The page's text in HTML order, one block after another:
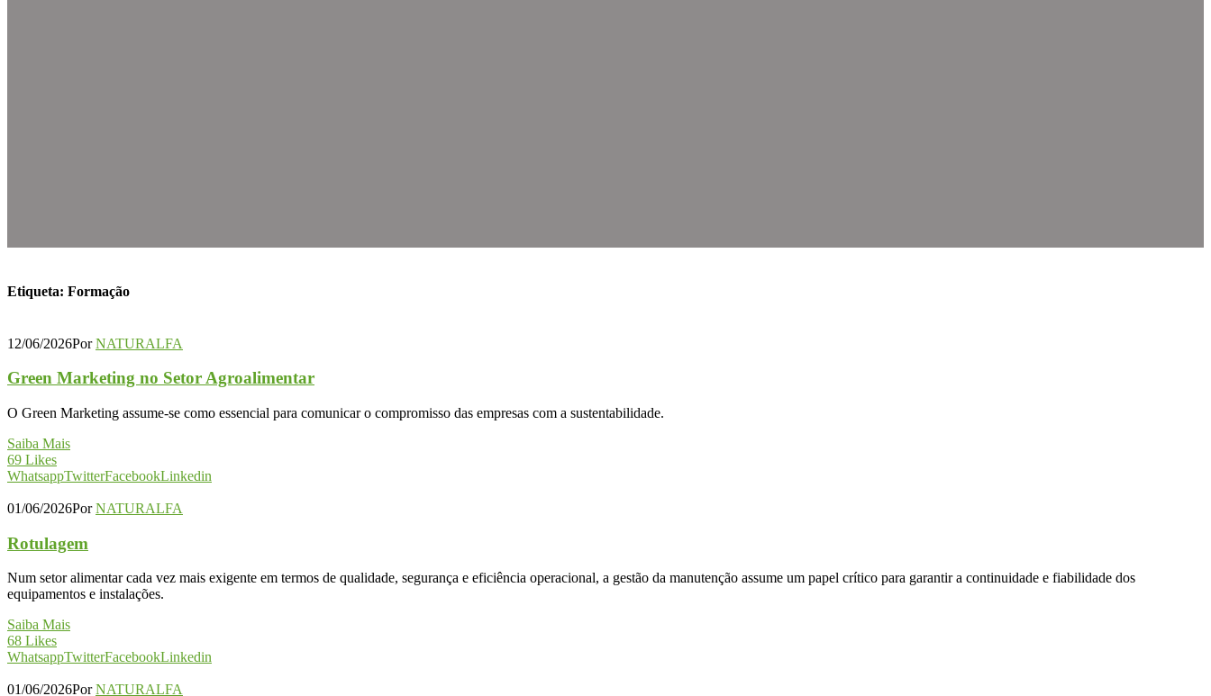
Etiqueta: Formação
12/06/2026PorNATURALFA
Green Marketing no Setor Agroalimentar
O Green Marketing assume-se como essencial para comunicar o compromisso das empresas com a sustentabilidade.
Saiba Mais
69 Likes
WhatsappTwitterFacebookLinkedin
01/06/2026PorNATURALFA
Rotulagem
Num setor alimentar cada vez mais exigente em termos de qualidade, segurança e eficiência operacional, a gestão da manutenção assume um papel crítico para garantir a continuidade e fiabilidade dos
equipamentos e instalações.
Saiba Mais
68 Likes
WhatsappTwitterFacebookLinkedin
01/06/2026PorNATURALFA